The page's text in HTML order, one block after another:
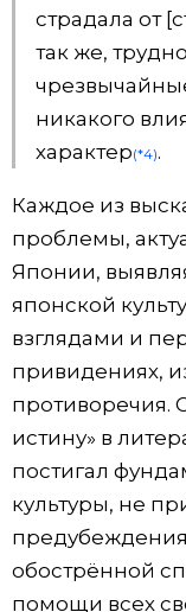
страдала от
так же,
никакого
характер(*4).
Каждое из
проблемы,
Японии,
японской
взглядами и
привидениях,
противоречия.
истину» в
постигал
культуры, не
обострённой
помощи всех